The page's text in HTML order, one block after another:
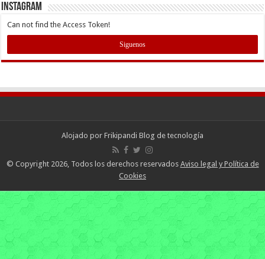
INSTAGRAM
Can not find the Access Token!
Siguenos
Alojado por Frikipandi Blog de tecnología
© Copyright 2026, Todos los derechos reservados Aviso legal y Política de
Cookies